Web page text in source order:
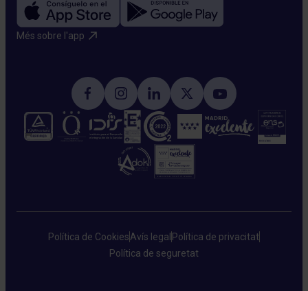
Més sobre l'app​
Política de CookiesAvís legalPolítica de privacitat
Política de seguretat